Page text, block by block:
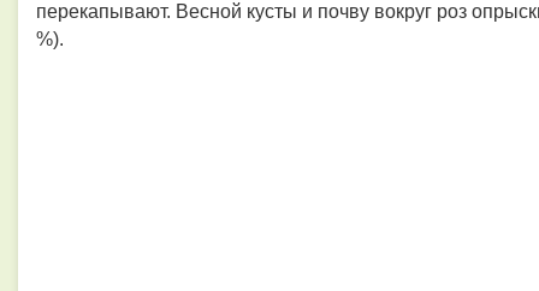
перекапывают. Весной кусты и почву вокруг роз
%).